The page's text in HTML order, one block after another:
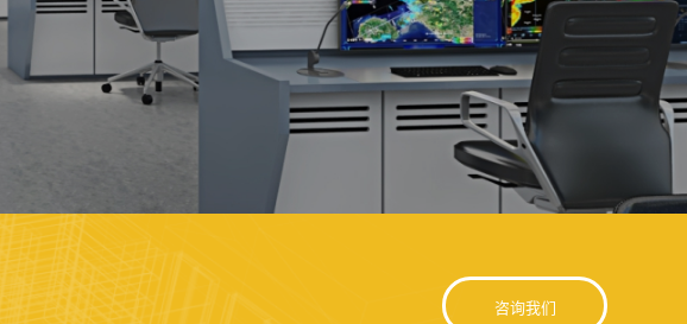
咨询我们